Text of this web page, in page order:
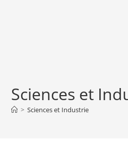
Sciences et
> Sciences et Industrie